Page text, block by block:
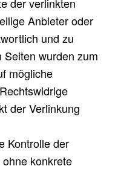
Anbieter oder
und zu
wurden zum
mögliche
der Verlinkung
Kontrolle der
konkrete